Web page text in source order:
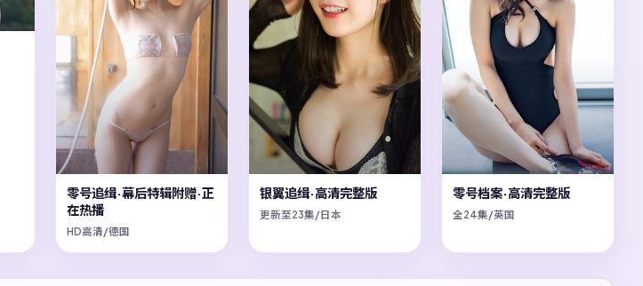
零号追缉·幕后特辑附赠·正
在热播
HD高清/德国
银翼追缉·高清完整版
更新至23集/日本
零号档案·高清完整版
全24集/英国